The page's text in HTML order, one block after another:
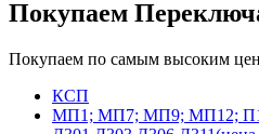
Покупаем
Покупаем по самым высоким
КСП
МП1; МП7; МП9; МП12;